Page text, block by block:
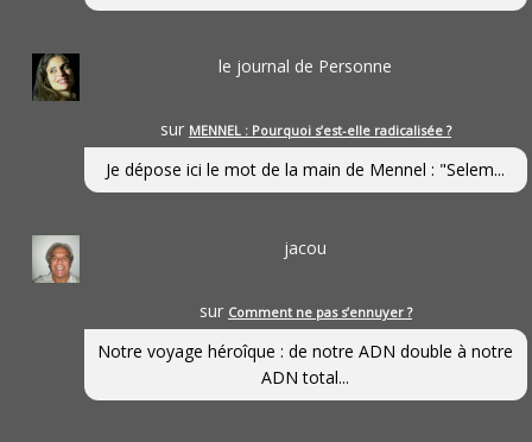
le journal de Personne
sur MENNEL : Pourquoi s’est-elle radicalisée ?
Je dépose ici le mot de la main de Mennel : "Selem...
jacou
sur Comment ne pas s’ennuyer ?
Notre voyage héroîque : de notre ADN double à notre
ADN total...